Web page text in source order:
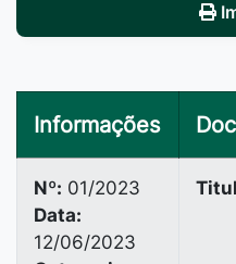
Informações
Nº: 01/2023
Data:
12/06/2023